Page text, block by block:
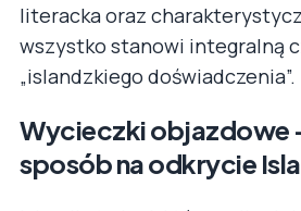
literacka oraz
wszystko stanowi integralną
„islandzkiego doświadczenia”.
Wycieczki objazdowe
sposób na odkrycie